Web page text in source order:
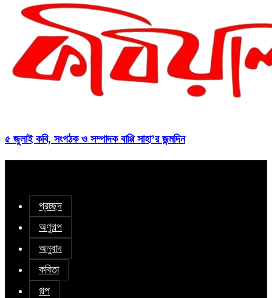
৫ জুলাই কবি, সংগঠক ও সম্পাদক বাপ্পি সাহা’র জন্মদিন
প্রচ্ছদ
অণুগল্প
অনুবাদ
কবিতা
গল্প